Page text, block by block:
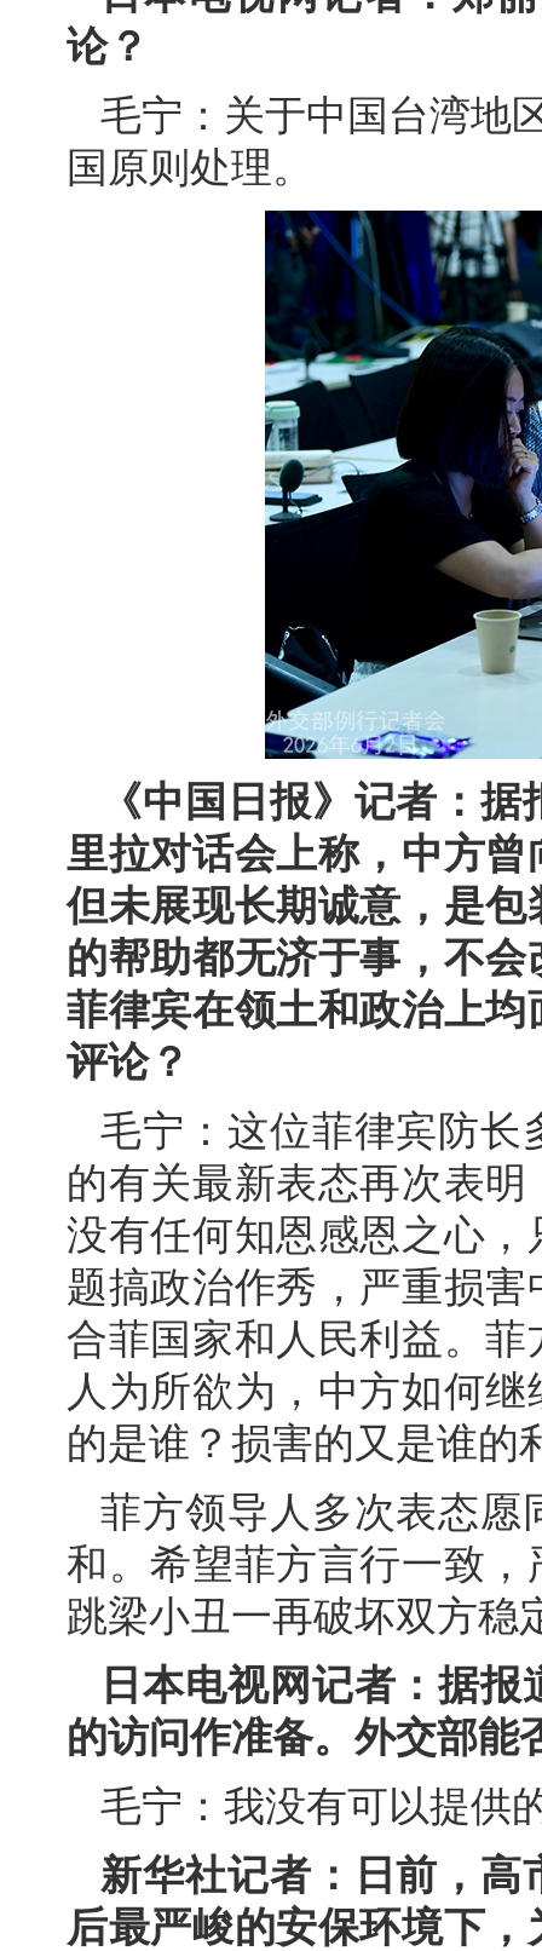
论？
毛宁：关于中国台湾地
国原则处理。
《中国日报》记者：
里拉对话会上称，中方
但未展现长期诚意，是
的帮助都无济于事，不
菲律宾在领土和政治上
评论？
毛宁：这位菲律宾防长
的有关最新表态再次表
没有任何知恩感恩之心
题搞政治作秀，严重损
合菲国家和人民利益。
人为所欲为，中方如何
的是谁？损害的又是谁的
菲方领导人多次表态愿
和。希望菲方言行一致
跳梁小丑一再破坏双方稳
日本电视网记者：据
的访问作准备。外交部能
毛宁：我没有可以提供
新华社记者：日前，
后最严峻的安保环境下